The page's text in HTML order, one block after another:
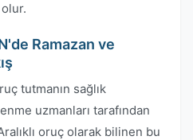
Ramazan ve
tutmanın sağlık
uzmanları tarafından
oruç olarak bilinen bu